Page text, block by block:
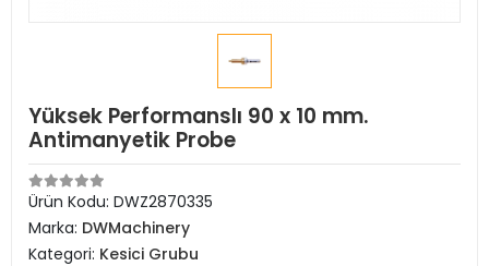
Yüksek Performanslı 90 x 10 mm.
Antimanyetik Probe
Ürün Kodu: DWZ2870335
Marka: DWMachinery
Kategori: Kesici Grubu